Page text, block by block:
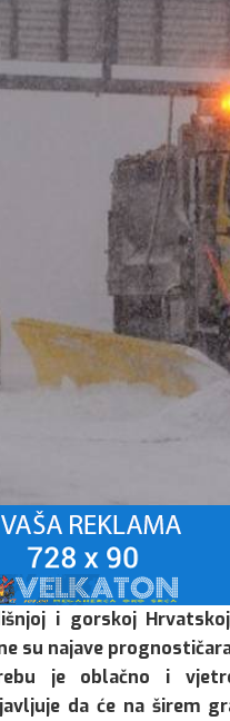
i gorskoj
su najave
je oblačno i
da će na širem